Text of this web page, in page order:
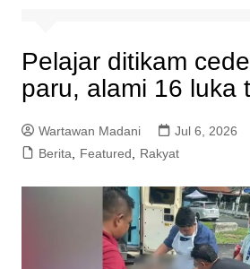
Pelajar ditikam
paru, alami 16 luka
Wartawan Madani
Jul 6, 2026
Berita, Featured, Rakyat